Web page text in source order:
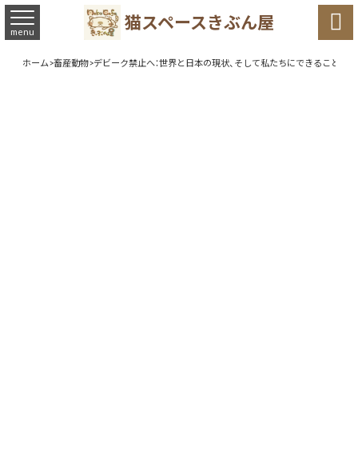
猫スペースきぶん屋
menu 
ホーム>畜産動物>デビーク禁止へ：世界と日本の現状、そして私たちにできること